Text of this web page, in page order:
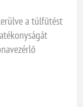
a túlfűtést